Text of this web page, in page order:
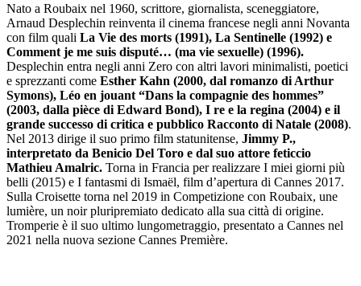
Nato a Roubaix nel 1960, scrittore, giornalista, sceneggiatore,
Arnaud Desplechin reinventa il cinema francese negli anni Novanta
con film quali La Vie des morts (1991), La Sentinelle (1992) e
Comment je me suis disputé… (ma vie sexuelle) (1996).
Desplechin entra negli anni Zero con altri lavori minimalisti, poetici
e sprezzanti come Esther Kahn (2000, dal romanzo di Arthur
Symons), Léo en jouant “Dans la compagnie des hommes”
(2003, dalla pièce di Edward Bond), I re e la regina (2004) e il
grande successo di critica e pubblico Racconto di Natale (2008).
Nel 2013 dirige il suo primo film statunitense, Jimmy P.,
interpretato da Benicio Del Toro e dal suo attore feticcio
Mathieu Amalric. Torna in Francia per realizzare I miei giorni più
belli (2015) e I fantasmi di Ismaël, film d’apertura di Cannes 2017.
Sulla Croisette torna nel 2019 in Competizione con Roubaix, une
lumière, un noir pluripremiato dedicato alla sua città di origine.
Tromperie è il suo ultimo lungometraggio, presentato a Cannes nel
2021 nella nuova sezione Cannes Première.